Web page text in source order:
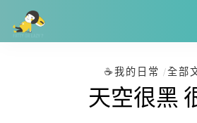
☕️我的日常 全部
天空很黑